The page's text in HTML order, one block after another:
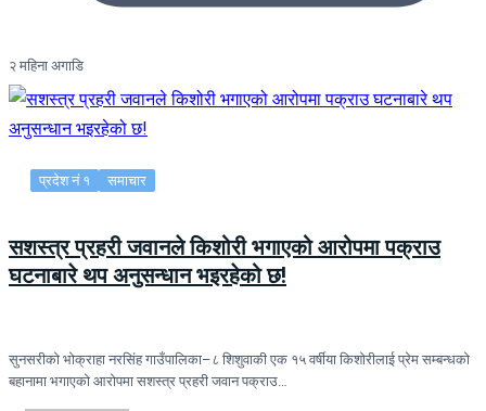
२ महिना अगाडि
प्रदेश नं १ समाचार
सशस्त्र प्रहरी जवानले किशोरी भगाएको आरोपमा पक्राउ
घटनाबारे थप अनुसन्धान भइरहेको छ!
सुनसरीको भोक्राहा नरसिंह गाउँपालिका–८ शिशुवाकी एक १५ वर्षीया किशोरीलाई प्रेम सम्बन्धको
बहानामा भगाएको आरोपमा सशस्त्र प्रहरी जवान पक्राउ…